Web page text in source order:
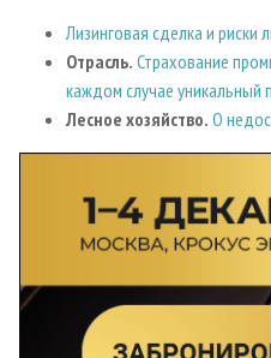
Лизинговая сделка и риски
Отрасль. Страхование
каждом случае уникальный
Лесное хозяйство. О